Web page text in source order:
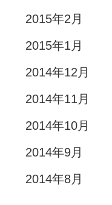
2015年2月
2015年1月
2014年12月
2014年11月
2014年10月
2014年9月
2014年8月